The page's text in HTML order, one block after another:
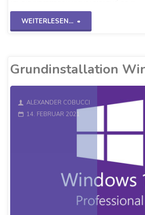
WEITERLESEN...
"Windows
Grundinstallation
ALEXANDER COBUCCI
14. FEBRUAR 2021